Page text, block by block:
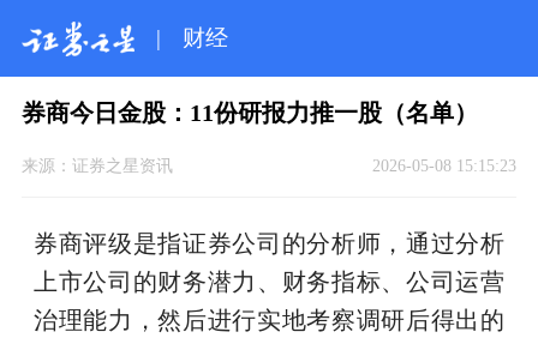
| 财经
券商今日金股：11份研报力推一股（名单）
来源： 证券之星资讯 2026-05-08 15:15:23
券商评级是指证券公司的分析师，通过分析
上市公司的财务潜力、财务指标、公司运营
治理能力，然后进行实地考察调研后得出的